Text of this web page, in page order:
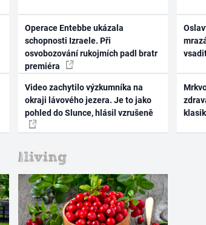
Operace Entebbe ukázala
schopnosti Izraele. Při
osvobozování rukojmích padl bratr
premiéra
Video zachytilo výzkumníka na
okraji lávového jezera. Je to jako
pohled do Slunce, hlásil vzrušeně